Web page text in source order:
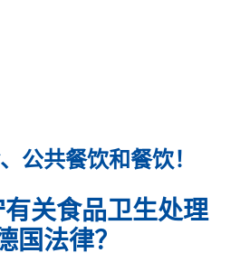
公共餐饮和餐饮！
关食品卫生处理
国法律？